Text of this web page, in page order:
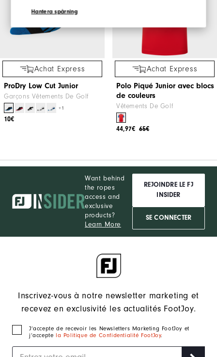
Hantera spårning
Achat Express
ProDry Low Cut Junior
Garçons Vêtements De Golf
+1
10€
Achat Express
Polo Piqué Junior avec blocs
de couleurs
Vêtements De Golf
65€
44,97€
Want behind
the ropes
access and
exclusive
products?
Learn More
REJOINDRE LE FJ
INSIDER
SE CONNECTER
Inscrivez-vous à notre newsletter marketing et
recevez en exclusivité les actualités FootJoy.
J‘accepte de recevoir les Newsletters Marketing FootJoy et
j’accepte la Politique de Confidentialité FootJoy.